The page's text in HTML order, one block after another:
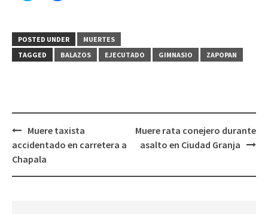
(Se
abre
en
una
(Se
abre
en
una
POSTED UNDER
MUERTES
TAGGED
BALAZOS EJECUTADO GIMNASIO ZAPOPAN
Post
navigation
Muere taxista
accidentado en carretera a
Chapala
Muere rata conejero durante
asalto en Ciudad Granja